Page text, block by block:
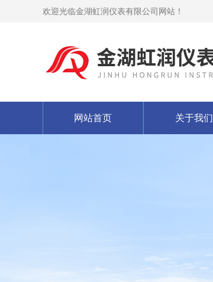
欢迎光临金湖虹润仪表有限公司网站！
网站首页 关于我们